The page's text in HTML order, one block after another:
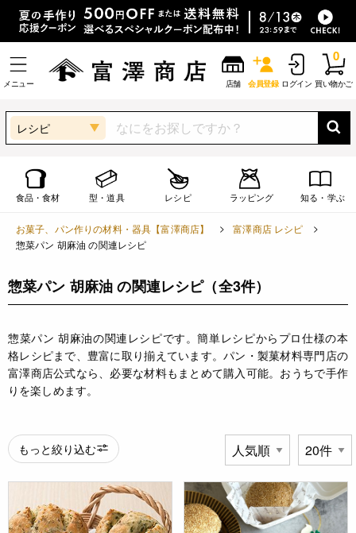
メニュー 店舗 会員登録 ログイン 買い物かご
0
レシピ
食品・食材 型・道具 レシピ ラッピング 知る・学ぶ
お菓子、パン作りの材料・器具【富澤商店】
富澤商店 レシピ
惣菜パン 胡麻油 の関連レシピ
惣菜パン 胡麻油 の関連レシピ（全3件）
惣菜パン 胡麻油の関連レシピです。簡単レシピからプロ仕様の本
格レシピまで、豊富に取り揃えています。パン・製菓材料専門店の
富澤商店公式なら、必要な材料もまとめて購入可能。おうちで手作
りを楽しめます。
もっと絞り込む